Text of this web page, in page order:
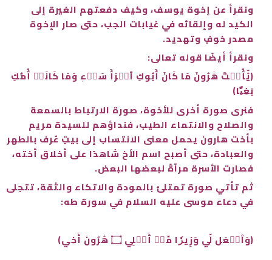
ونقرأ عن إخوة يوسف، وكيف دفعتهم الغيرة إلى
الكيد له وإلقائه في غيابات الجب، حتى صار الإخوة
مصدر خوفٍ وتهديد.
ونقرأ أيضًا قوله تعالى:
﴿يَٰٓأُخۡتَ هَٰرُونَ مَا كَانَ أَبُوكِ ٱمۡرَأَ سَوۡءٖ وَمَا كَانَتۡ أُمُّكِ
بَغِيّٗا﴾
فنرى صورة أخرى للأخوة، صورة الارتباط بالسمعة
والصلاح والانتماء الطيب، فنداؤهم للسيدة مريم
بأخت هارون يحمل معنى الانتساب إلى بيتٍ عُرف بالطهر
والعبادة، حتى أصبح اسم الأخ شاهدًا على أخلاق أخته،
فصارت الأسرة مرآةً لبعضها البعض.
ثم تأتي صورة تمتلئ بالمودة والاتكاء والثقة، تتجلى
في دعاء موسى عليه السلام في سورة طه:
﴿وَٱجۡعَل لِّي وَزِيرٗا مِّنۡ أَهۡلِي ۝ هَٰرُونَ أَخِي﴾